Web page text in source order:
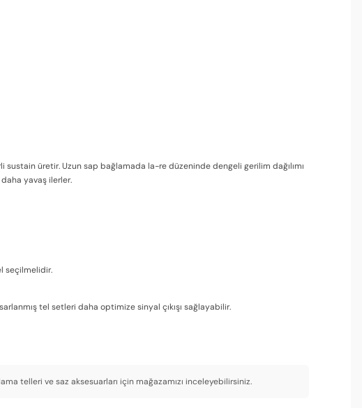
sustain üretir. Uzun sap bağlamada la-re düzeninde dengeli gerilim dağılımı
yavaş ilerler.
seçilmelidir.
tel setleri daha optimize sinyal çıkışı sağlayabilir.
telleri ve saz aksesuarları için mağazamızı inceleyebilirsiniz.